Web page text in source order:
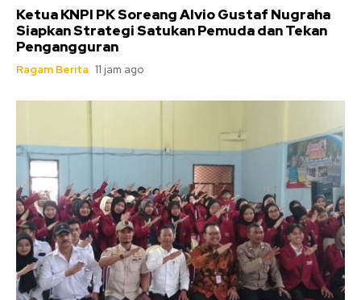
Ketua KNPI PK Soreang Alvio Gustaf Nugraha
Siapkan Strategi Satukan Pemuda dan Tekan
Pengangguran
Ragam Berita 11 jam ago